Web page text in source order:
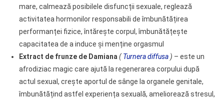
mare, calmează posibilele disfuncții sexuale, reglează
activitatea hormonilor responsabili de îmbunătățirea
performanței fizice, întărește corpul, îmbunătățește
capacitatea de a induce și menține orgasmul
Extract de frunze de Damiana ( Turnera diffusa) – este un
afrodiziac magic care ajută la regenerarea corpului după
actul sexual, crește aportul de sânge la organele genitale,
îmbunătățind astfel experiența sexuală, ameliorează stresul,